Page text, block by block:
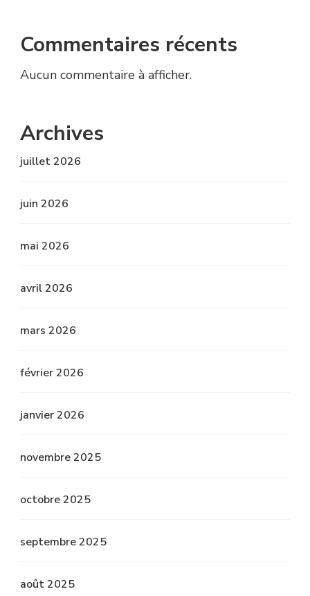
Commentaires récents
Aucun commentaire à afficher.
Archives
juillet 2026
juin 2026
mai 2026
avril 2026
mars 2026
février 2026
janvier 2026
novembre 2025
octobre 2025
septembre 2025
août 2025